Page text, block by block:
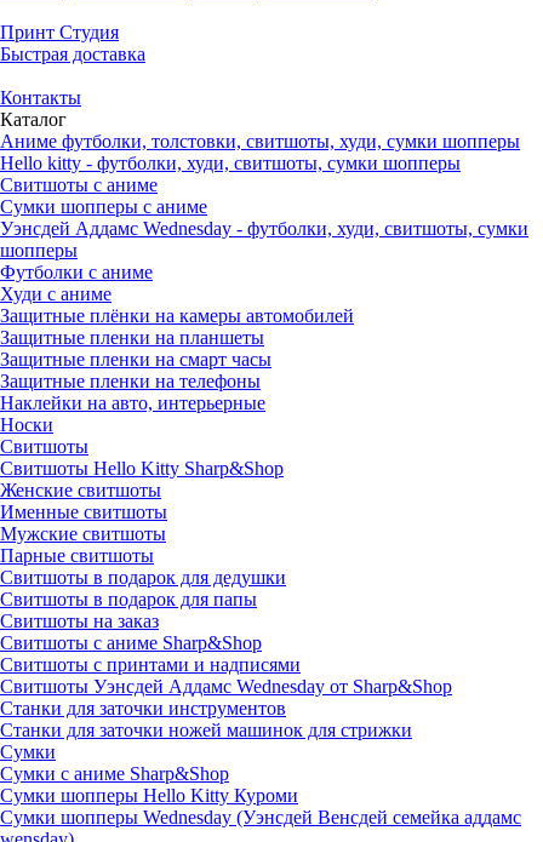
Принт Студия
Быстрая доставка
Контакты
Каталог
Аниме футболки, толстовки, свитшоты, худи, сумки шопперы
Hello kitty - футболки, худи, свитшоты, сумки шопперы
Свитшоты с аниме
Сумки шопперы с аниме
Уэнсдей Аддамс Wednesday - футболки, худи, свитшоты, сумки
шопперы
Футболки с аниме
Худи с аниме
Защитные плёнки на камеры автомобилей
Защитные пленки на планшеты
Защитные пленки на смарт часы
Защитные пленки на телефоны
Наклейки на авто, интерьерные
Носки
Свитшоты
Cвитшоты Hello Kitty Sharp&Shop
Женские свитшоты
Именные свитшоты
Мужские свитшоты
Парные свитшоты
Свитшоты в подарок для дедушки
Свитшоты в подарок для папы
Свитшоты на заказ
Свитшоты с аниме Sharp&Shop
Свитшоты с принтами и надписями
Свитшоты Уэнсдей Аддамс Wednesday от Sharp&Shop
Станки для заточки инструментов
Станки для заточки ножей машинок для стрижки
Сумки
Сумки с аниме Sharp&Shop
Сумки шопперы Hello Kitty Куроми
Сумки шопперы Wednesday (Уэнсдей Венсдей семейка аддамс